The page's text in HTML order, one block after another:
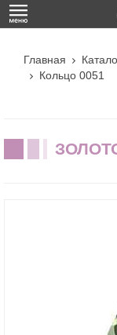
Главная
Кольцо 0051